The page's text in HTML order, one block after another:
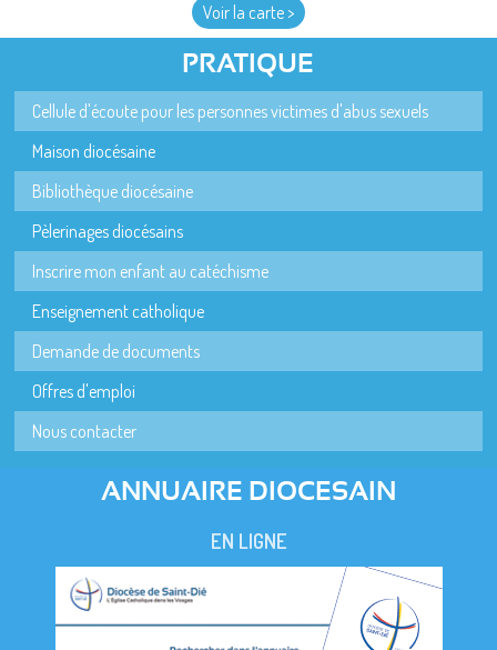
Voir la carte >
PRATIQUE
Cellule d'écoute pour les personnes victimes d'abus sexuels
Maison diocésaine
Bibliothèque diocésaine
Pèlerinages diocésains
Inscrire mon enfant au catéchisme
Enseignement catholique
Demande de documents
Offres d'emploi
Nous contacter
ANNUAIRE DIOCESAIN
EN LIGNE